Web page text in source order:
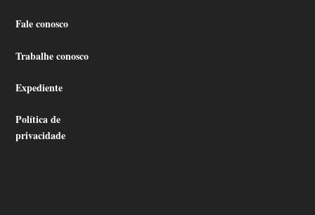
Fale conosco
Trabalhe conosco
Expediente
Política de
privacidade